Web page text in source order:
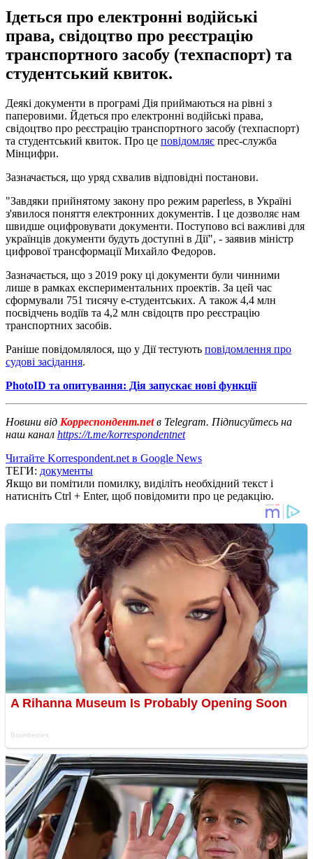
Ідеться про електронні водійські
права, свідоцтво про реєстрацію
транспортного засобу (техпаспорт) та
студентський квиток.
Деякі документи в програмі Дія приймаються на рівні з
паперовими. Йдеться про електронні водійські права,
свідоцтво про реєстрацію транспортного засобу (техпаспорт)
та студентський квиток. Про це повідомляє прес-служба
Мінцифри.
Зазначається, що уряд схвалив відповідні постанови.
"Завдяки прийнятому закону про режим paperless, в Україні
з'явилося поняття електронних документів. І це дозволяє нам
швидше оцифровувати документи. Поступово всі важливі для
українців документи будуть доступні в Дії", - заявив міністр
цифрової трансформації Михайло Федоров.
Зазначається, що з 2019 року ці документи були чинними
лише в рамках експериментальних проектів. За цей час
сформували 751 тисячу е-студентських. А також 4,4 млн
посвідчень водіїв та 4,2 млн свідоцтв про реєстрацію
транспортних засобів.
Раніше повідомлялося, що у Дії тестують повідомлення про
судові засідання.
PhotoID та опитування: Дія запускає нові функції
Новини від Корреспондент.netв Telegram. Підписуйтесь на
наш канал https://t.me/korrespondentnet
Читайте Korrespondent.net в Google News
ТЕГИ: документы
Якщо ви помітили помилку, виділіть необхідний текст і
натисніть Ctrl + Enter, щоб повідомити про це редакцію.